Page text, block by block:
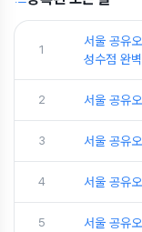
1
서울 공유
성수점 완
2 서울 공유
3 서울 공유
4 서울 공유
5 서울 공유